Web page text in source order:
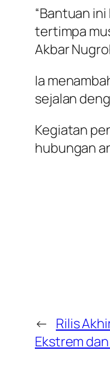
“Bantuan
tertimpa
Akbar
Ia
sejalan
Kegiatan
hubungan
← Rilis
Ekstrem